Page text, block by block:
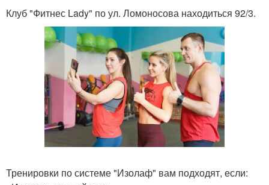
Клуб "Фитнес Lady" по ул. Ломоносова находиться 92/3.
Тренировки по системе "Изолаф" вам подходят, если: